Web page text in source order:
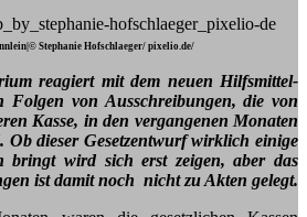
Stephanie Hofschlaeger/ pixelio.de/
reagiert mit dem neuen Hilfsmittel-
Folgen von Ausschreibungen, die von
Kasse, in den vergangenen Monaten
Ob dieser Gesetzentwurf wirklich einige
bringt wird sich erst zeigen, aber das
ist damit noch nicht zu Akten gelegt.